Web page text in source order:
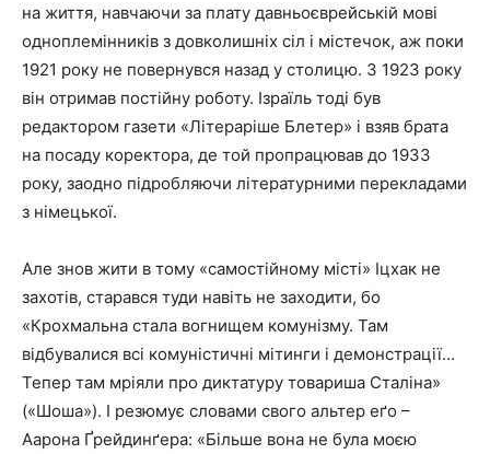
на життя, навчаючи за плату давньоєврейській мові
одноплемінників з довколишніх сіл і містечок, аж поки
1921 року не повернувся назад у столицю. З 1923 року
він отримав постійну роботу. Ізраїль тоді був
редактором газети «Літераріше Блетер» і взяв брата
на посаду коректора, де той пропрацював до 1933
року, заодно підробляючи літературними перекладами
з німецької.
Але знов жити в тому «самостійному місті» Іцхак не
захотів, старався туди навіть не заходити, бо
«Крохмальна стала вогнищем комунізму. Там
відбувалися всі комуністичні мітинги і демонстрації…
Тепер там мріяли про диктатуру товариша Сталіна»
(«Шоша»). І резюмує словами свого альтер еґо –
Аарона Ґрейдинґера: «Більше вона не була моєю